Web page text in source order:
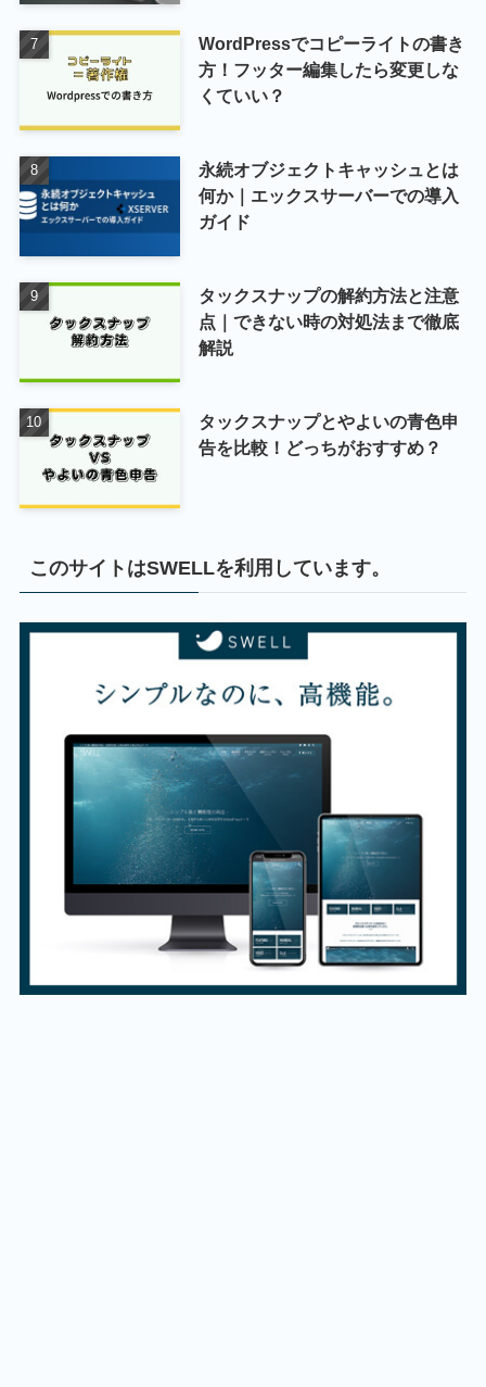
WordPressでコピーライトの書き
方！フッター編集したら変更しな
くていい？
永続オブジェクトキャッシュとは
何か｜エックスサーバーでの導入
ガイド
タックスナップの解約方法と注意
点｜できない時の対処法まで徹底
解説
タックスナップとやよいの青色申
告を比較！どっちがおすすめ？
このサイトはSWELLを利用しています。